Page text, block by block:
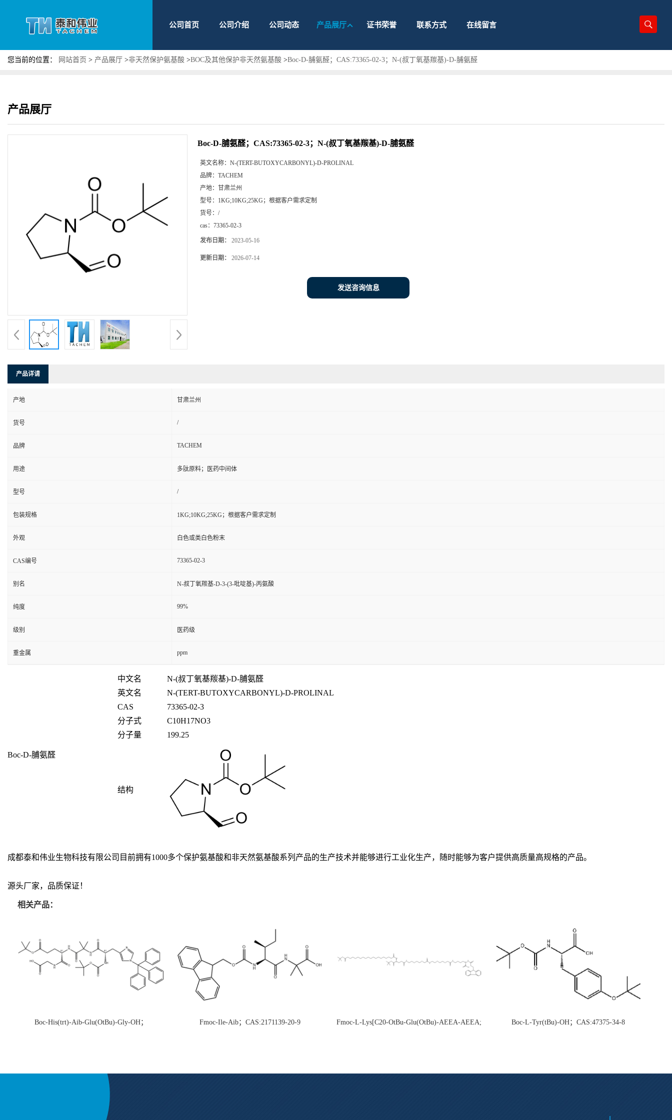
公司首页 公司介绍 公司动态 产品展厅 证书荣誉 联系方式 在线留言
您当前的位置： 网站首页 > 产品展厅 >非天然保护氨基酸 >BOC及其他保护非天然氨基酸 >Boc-D-脯氨醛；CAS:73365-02-3；N-(叔丁氧基羰基)-D-脯氨醛
产品展厅
Boc-D-脯氨醛；CAS:73365-02-3；N-(叔丁氧基羰基)-D-脯氨醛
英文名称： N-(TERT-BUTOXYCARBONYL)-D-PROLINAL
品牌： TACHEM
产地： 甘肃兰州
型号： 1KG;10KG;25KG；根据客户需求定制
货号： /
cas： 73365-02-3
发布日期： 2023-05-16
更新日期： 2026-07-14
发送咨询信息
产品详请
产地 甘肃兰州
货号 /
品牌 TACHEM
用途 多肽原料；医药中间体
型号 /
包装规格 1KG;10KG;25KG；根据客户需求定制
外观 白色或类白色粉末
CAS编号 73365-02-3
别名 N-叔丁氧羰基-D-3-(3-吡啶基)-丙氨酸
纯度 99%
级别 医药级
重金属 ppm
Boc-D-脯氨醛
中文名
N-(叔丁氧基羰基)-D-脯氨醛
英文名
N-(TERT-BUTOXYCARBONYL)-D-PROLINAL
CAS
73365-02-3
分子式
C10H17NO3
分子量
199.25
结构
成都泰和伟业生物科技有限公司目前拥有1000多个保护氨基酸和非天然氨基酸系列产品的生产技术并能够进行工业化生产，随时能够为客户提供高质量高规格的产品。
源头厂家，品质保证！
相关产品：
Boc-His(trt)-Aib-Glu(OtBu)-Gly-OH；
Fmoc-Ile-Aib；CAS:2171139-20-9
Fmoc-L-Lys[C20-OtBu-Glu(OtBu)-AEEA-AEEA;
Boc-L-Tyr(tBu)-OH；CAS:47375-34-8